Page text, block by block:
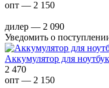
опт — 2 150
дилер — 2 090
Уведомить о
Аккумулятор для
2 470
опт — 2 150